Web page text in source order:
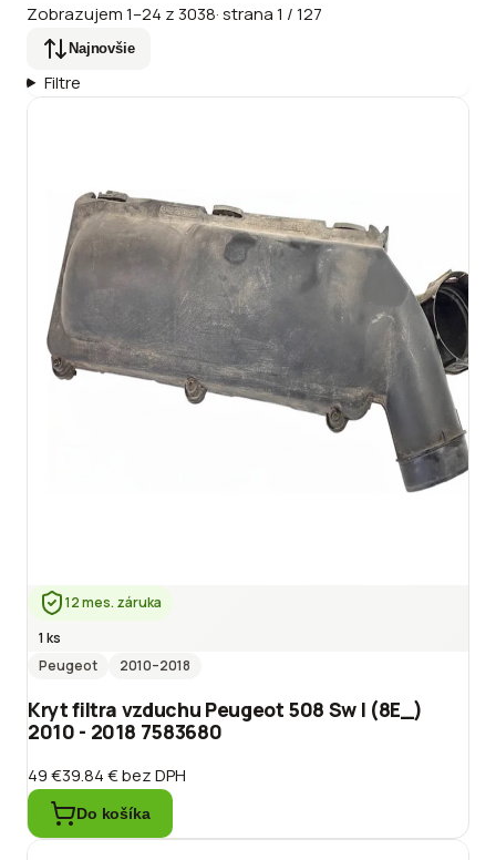
Zobrazujem1–24 z 3038·strana1 /127
Najnovšie
Filtre
12 mes. záruka
1 ks
Peugeot
2010–2018
Kryt filtra vzduchu Peugeot 508 Sw I (8E_)
2010 - 2018 7583680
49 €39.84 €bez DPH
Do košíka